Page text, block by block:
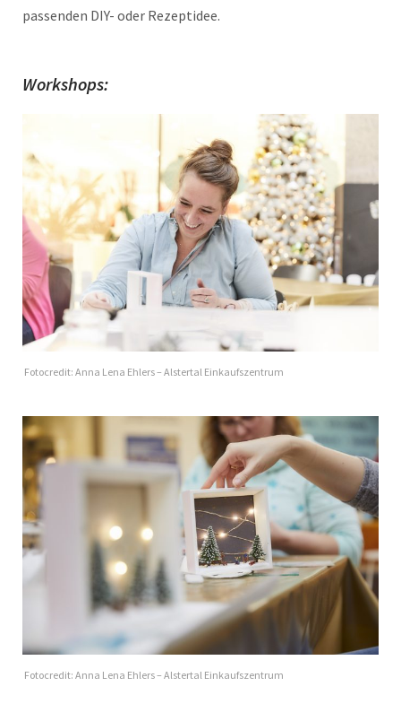
passenden DIY- oder Rezeptidee.
Workshops:
Fotocredit: Anna Lena Ehlers – Alstertal Einkaufszentrum
Fotocredit: Anna Lena Ehlers – Alstertal Einkaufszentrum